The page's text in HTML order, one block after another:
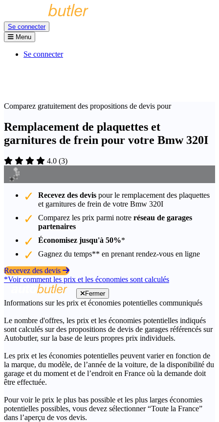
Se connecter
Menu
Se connecter
Comparez gratuitement des propositions de devis pour
Remplacement de plaquettes et
garnitures de frein pour votre Bmw 320I
4.0 (3)
Recevez des devis pour le remplacement des plaquettes
et garnitures de frein de votre Bmw 320I
Comparez les prix parmi notre réseau de garages
partenaires
Économisez jusqu'à 50%*
Gagnez du temps** en prenant rendez-vous en ligne
Recevez des devis
*Voir comment les prix et les économies sont calculés
Fermer
Informations sur les prix et économies potentielles communiqués
Le nombre d'offres, les prix et les économies potentielles indiqués
sont calculés sur des propositions de devis de garages référencés sur
Autobutler, sur la base de leurs propres prix individuels.
Les prix et les économies potentielles peuvent varier en fonction de
la marque, du modèle, de l’année de la voiture, de la disponibilité du
garage et du moment et de l’endroit en France où la demande doit
être effectuée.
Pour voir le prix le plus bas possible et les plus larges économies
potentielles possibles, vous devez sélectionner “Toute la France”
dans l’aperçu de vos devis.